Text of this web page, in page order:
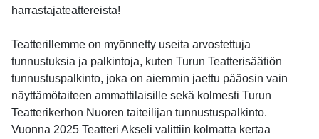
harrastajateattereista!
Teatterillemme on myönnetty useita arvostettuja
tunnustuksia ja palkintoja, kuten Turun Teatterisäätiön
tunnustuspalkinto, joka on aiemmin jaettu pääosin vain
näyttämötaiteen ammattilaisille sekä kolmesti Turun
Teatterikerhon Nuoren taiteilijan tunnustuspalkinto.
Vuonna 2025 Teatteri Akseli valittiin kolmatta kertaa